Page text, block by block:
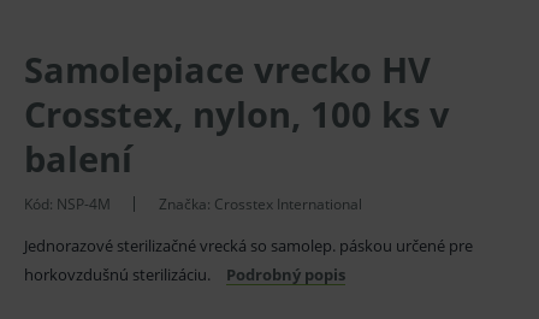
Samolepiace vrecko HV
Crosstex, nylon, 100 ks v
balení
Kód: NSP-4M Značka: Crosstex International
Jednorazové sterilizačné vrecká so samolep. páskou určené pre
horkovzdušnú sterilizáciu.
Podrobný popis